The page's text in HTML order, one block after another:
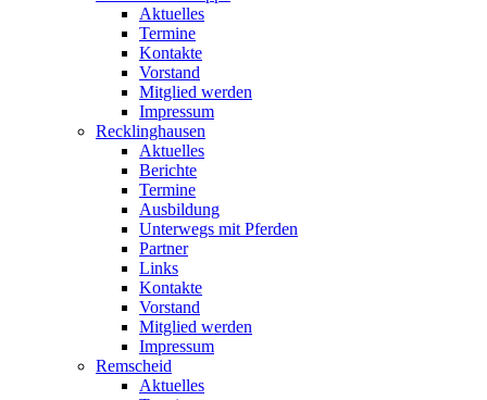
Aktuelles
Termine
Kontakte
Vorstand
Mitglied werden
Impressum
Recklinghausen
Aktuelles
Berichte
Termine
Ausbildung
Unterwegs mit Pferden
Partner
Links
Kontakte
Vorstand
Mitglied werden
Impressum
Remscheid
Aktuelles